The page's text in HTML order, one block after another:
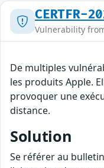
CERTFR-
Vulnerability
De multiples
les produits Apple.
provoquer une
distance.
Solution
Se référer au